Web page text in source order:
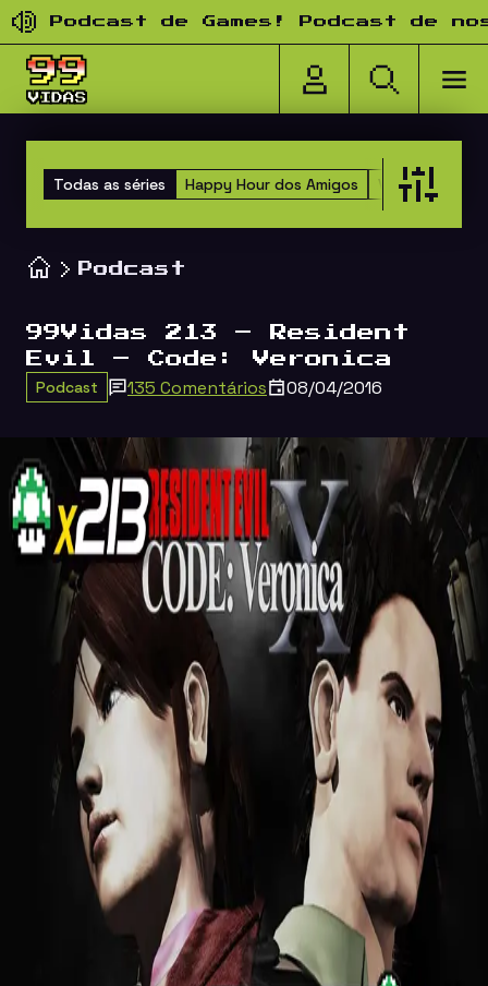
Pular para o conteúdode Games! Podcast de
Todas as séries Happy Hour dos Amigos Versus
Podcast
99Vidas 213 – Resident
Evil – Code: Veronica
Podcast 135 Comentários 08/04/2016